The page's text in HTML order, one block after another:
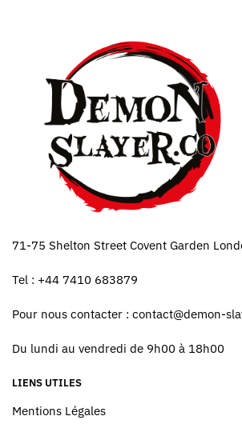
71-75 Shelton Street Covent Garden
Tel : +44 7410 683879
Pour nous contacter : contact@demon-
Du lundi au vendredi de 9h00 à 18h00
LIENS UTILES
Mentions Légales